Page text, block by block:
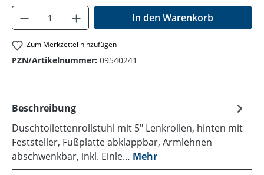
Produkt Anzahl: Gib den gewünschten
In den Warenkorb
Zum Merkzettel hinzufügen
PZN/Artikelnummer: 09540241
Beschreibung
Duschtoilettenrollstuhl mit 5" Lenkrollen, hinten mit
Feststeller, Fußplatte abklappbar, Armlehnen
abschwenkbar, inkl. Einle… Mehr